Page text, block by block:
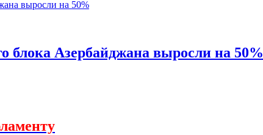
блока Азербайджана выросли на 50%